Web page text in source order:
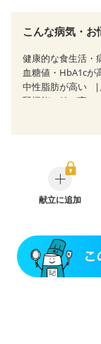
こんな病気・
健康的な食生活・
血糖値・HbA1cが
中性脂肪が高い
腎機能の値が高い
クローン病（寛解
糖尿病性腎症（第
糖尿病性腎症（第
乳がん治療を終え
胃がん（抗がん
胃がん治療を終え
献立に追加